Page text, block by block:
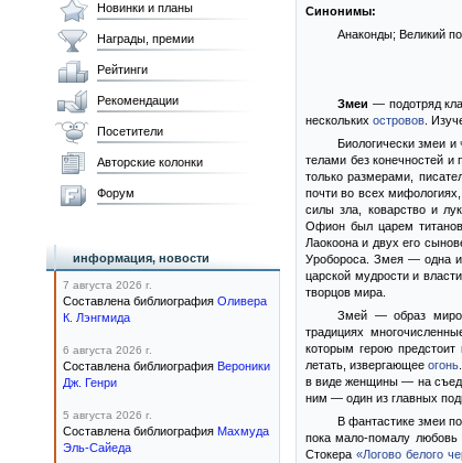
Синонимы:
Анаконды; Великий
Змеи — подотряд
нескольких островов .
Биологически змеи и
телами без конечностей и
только размерами,
почти во всех
силы зла, коварство и
Офион был царем
Лаокоона и двух его
Уробороса. Змея — одна
царской мудрости и
творцов мира.
Змей — образ
традициях
которым герою
летать, извергающееогонь
в виде женщины — на
ним — один из главных
В фантастике змеи
пока мало-помалу любовь
Стокера«Логово белого
Новинки и планы
Награды, премии
Рейтинги
Рекомендации
Посетители
Авторские колонки
Форум
информация, новости
7 августа 2026 г.
Составлена библиография Оливера
К. Лэнгмида
6 августа 2026 г.
Составлена библиография Вероники
Дж. Генри
5 августа 2026 г.
Составлена библиография Махмуда
Эль-Сайеда